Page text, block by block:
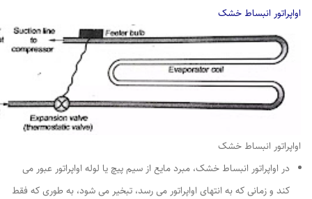
اواپراتور انبساط خشک
اواپراتور انبساط خشک
در اواپراتور انبساط خشک، مبرد مایع از سیم پیچ یا لوله اواپراتور عبور می
کند و زمانی که به انتهای اواپراتور می رسد، تبخیر می شود، به طوری که فقط